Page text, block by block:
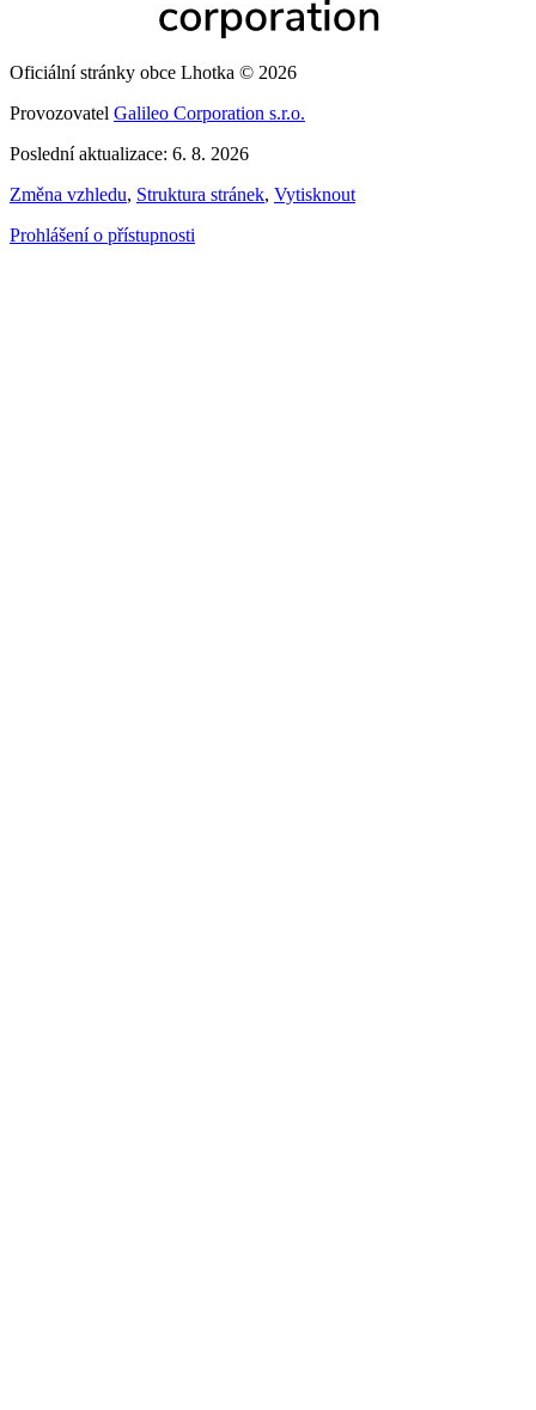
Oficiální stránky obce Lhotka © 2026
Provozovatel Galileo Corporation s.r.o.
Poslední aktualizace: 6. 8. 2026
Změna vzhledu, Struktura stránek, Vytisknout
Prohlášení o přístupnosti